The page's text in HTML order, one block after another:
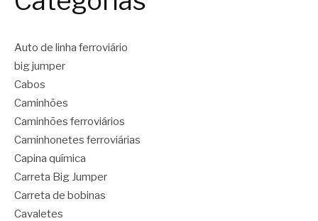
Auto de linha ferroviário
big jumper
Cabos
Caminhões
Caminhões ferroviários
Caminhonetes ferroviárias
Capina química
Carreta Big Jumper
Carreta de bobinas
Cavaletes